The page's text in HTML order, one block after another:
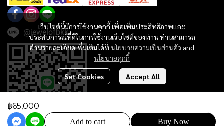
฿65,000
Add to cart Buy Now
เว็บไซต์นี้มีการใช้งานคุกกี้ เพื่อเพิ่มประสิทธิภาพและ
ประสบการณ์ที่ดีในการใช้งานเว็บไซต์ของท่าน ท่านสามารถ
อ่านรายละเอียดเพิ่มเติมได้ที่ นโยบายความเป็นส่วนตัว and
นโยบายคุกกี้
Set Cookies Accept All
@jewelofbkk